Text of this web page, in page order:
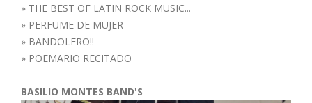
» THE BEST OF LATIN ROCK MUSIC...
» PERFUME DE MUJER
» BANDOLERO!!
» POEMARIO RECITADO
BASILIO MONTES BAND'S